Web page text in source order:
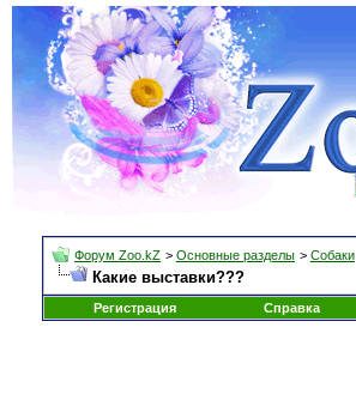
Форум Zoo.kZ > Основные разделы > Собаки
Какие выставки???
Регистрация Справка